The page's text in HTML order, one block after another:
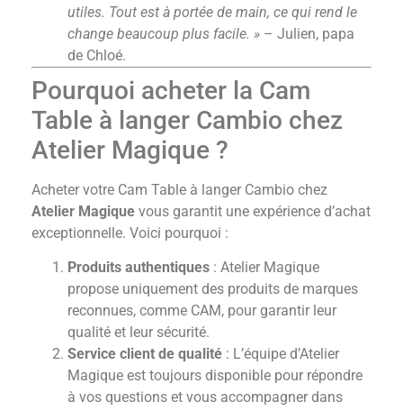
utiles. Tout est à portée de main, ce qui rend le
change beaucoup plus facile. » – Julien, papa
de Chloé.
Pourquoi acheter la Cam
Table à langer Cambio chez
Atelier Magique ?
Acheter votre Cam Table à langer Cambio chez
Atelier Magique vous garantit une expérience d’achat
exceptionnelle. Voici pourquoi :
Produits authentiques : Atelier Magique
propose uniquement des produits de marques
reconnues, comme CAM, pour garantir leur
qualité et leur sécurité.
Service client de qualité : L’équipe d’Atelier
Magique est toujours disponible pour répondre
à vos questions et vous accompagner dans